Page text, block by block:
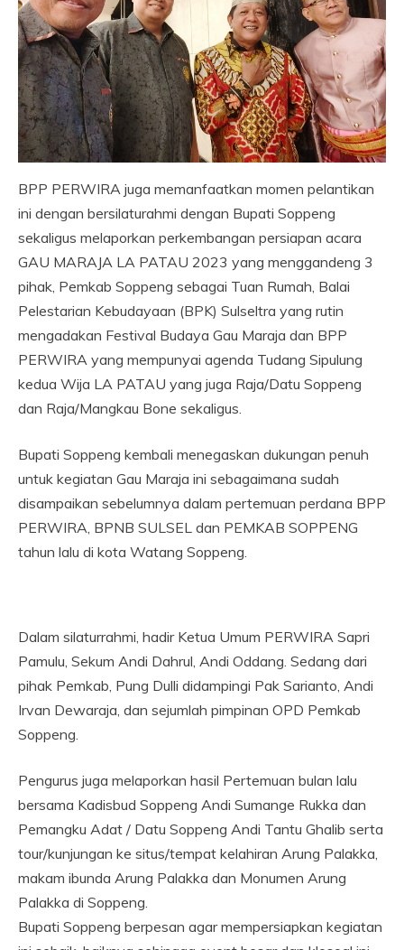
BPP PERWIRA juga memanfaatkan momen pelantikan
ini dengan bersilaturahmi dengan Bupati Soppeng
sekaligus melaporkan perkembangan persiapan acara
GAU MARAJA LA PATAU 2023 yang menggandeng 3
pihak, Pemkab Soppeng sebagai Tuan Rumah, Balai
Pelestarian Kebudayaan (BPK) Sulseltra yang rutin
mengadakan Festival Budaya Gau Maraja dan BPP
PERWIRA yang mempunyai agenda Tudang Sipulung
kedua Wija LA PATAU yang juga Raja/Datu Soppeng
dan Raja/Mangkau Bone sekaligus.
Bupati Soppeng kembali menegaskan dukungan penuh
untuk kegiatan Gau Maraja ini sebagaimana sudah
disampaikan sebelumnya dalam pertemuan perdana BPP
PERWIRA, BPNB SULSEL dan PEMKAB SOPPENG
tahun lalu di kota Watang Soppeng.
Dalam silaturrahmi, hadir Ketua Umum PERWIRA Sapri
Pamulu, Sekum Andi Dahrul, Andi Oddang. Sedang dari
pihak Pemkab, Pung Dulli didampingi Pak Sarianto, Andi
Irvan Dewaraja, dan sejumlah pimpinan OPD Pemkab
Soppeng.
Pengurus juga melaporkan hasil Pertemuan bulan lalu
bersama Kadisbud Soppeng Andi Sumange Rukka dan
Pemangku Adat / Datu Soppeng Andi Tantu Ghalib serta
tour/kunjungan ke situs/tempat kelahiran Arung Palakka,
makam ibunda Arung Palakka dan Monumen Arung
Palakka di Soppeng.
Bupati Soppeng berpesan agar mempersiapkan kegiatan